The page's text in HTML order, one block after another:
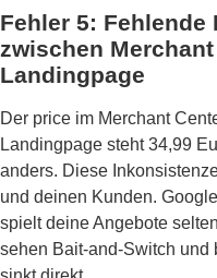
Fehler 5: Fehlende
zwischen
Landingpage
Der price im Merchant
Landingpage steht 34,99
anders. Diese
und deinen Kunden.
spielt deine Angebote
sehen Bait-and-Switch und